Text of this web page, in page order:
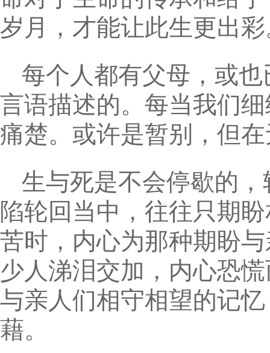
岁月，才能让此生更出
每个人都有父母，或
言语描述的。每当我们
痛楚。或许是暂别，但
生与死是不会停歇的
陷轮回当中，往往只期
苦时，内心为那种期盼
少人涕泪交加，内心恐
与亲人们相守相望的记
藉。